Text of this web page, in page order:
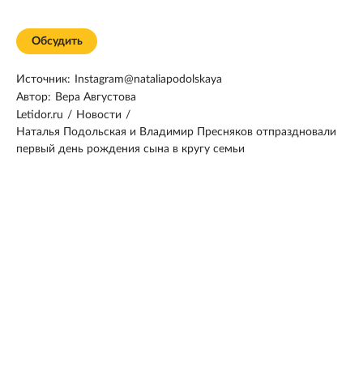
Обсудить
Источник:
Instagram@nataliapodolskaya
Автор: Вера Августова
Letidor.ru / Новости /
Наталья Подольская и Владимир Пресняков отпраздновали
первый день рождения сына в кругу семьи